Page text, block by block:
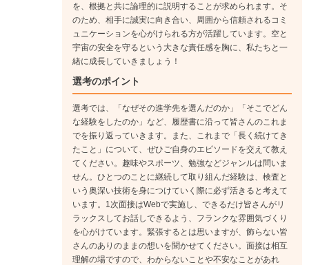
を、根拠と共に論理的に説明することが求められます。そ
のため、相手に誠実に向き合い、周囲から信頼されるコミ
ュニケーションを心がけられる方が活躍しています。空と
宇宙の安全を守るという大きな責任感を胸に、私たちと一
緒に成長していきましょう！
選考のポイント
選考では、「なぜその進学先を選んだのか」「そこでどん
な経験をしたのか」など、履歴書に沿って皆さんのこれま
でを振り返っていきます。また、これまで「長く続けてき
たこと」について、ぜひご自身のエピソードを交えて教え
てください。趣味やスポーツ、勉強などジャンルは問いま
せん。ひとつのことに継続して取り組んだ経験は、検査と
いう奥深い技術を身につけていく際に必ず活きると考えて
います。1次面接はWebで実施し、できるだけ皆さんがリ
ラックスしてお話しできるよう、フランクな雰囲気づくり
を心がけています。緊張するとは思いますが、飾らない皆
さんのありのままの想いを聞かせてください。面接は相互
理解の場ですので、わからないことや不安なことがあれ